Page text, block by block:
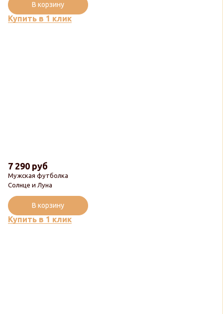
Купить в 1 клик
В корзину
Мужская футболка
Солнце и Луна
7 290 руб
Купить в 1 клик
В корзину